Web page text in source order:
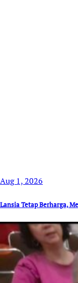
Aug 1, 2026
Lansia Tetap Berharga,